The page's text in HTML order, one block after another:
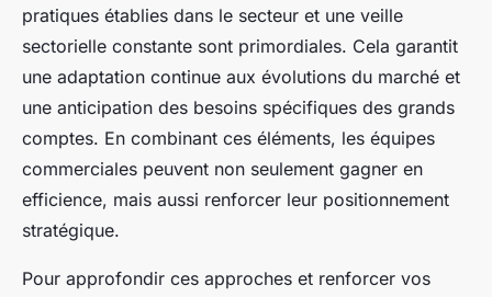
pratiques établies dans le secteur et une veille
sectorielle constante sont primordiales. Cela garantit
une adaptation continue aux évolutions du marché et
une anticipation des besoins spécifiques des grands
comptes. En combinant ces éléments, les équipes
commerciales peuvent non seulement gagner en
efficience, mais aussi renforcer leur positionnement
stratégique.
Pour approfondir ces approches et renforcer vos